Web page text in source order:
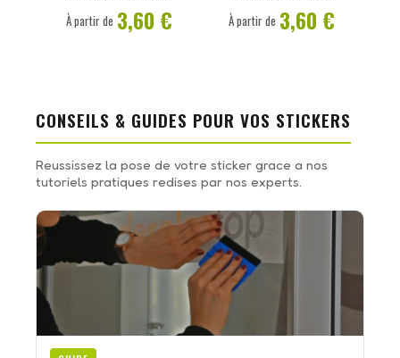
À partir de 3,60 € À partir de 3,60 €
CONSEILS & GUIDES POUR VOS STICKERS
Reussissez la pose de votre sticker grace a nos
tutoriels pratiques redises par nos experts.